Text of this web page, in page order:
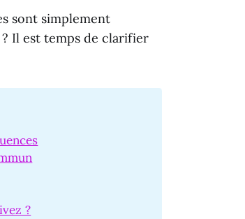
sont simplement
? Il est temps de clarifier
?